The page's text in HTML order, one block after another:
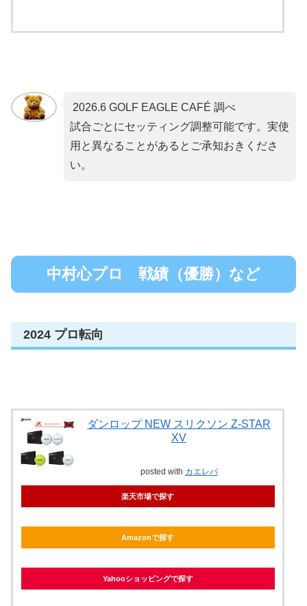
2026.6 GOLF EAGLE CAFÉ 調べ
試合ごとにセッティング調整可能です。実使
用と異なることがあるとご承知おきくださ
い。
中村心プロ 戦績（優勝）など
2024 プロ転向
ダンロップ NEW スリクソン Z-STAR
XV
posted with カエレバ
楽天市場で探す
Amazonで探す
Yahooショッピングで探す